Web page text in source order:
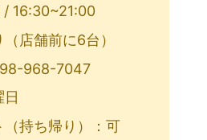
/ 16:30~21:00
店舗前に6台）
968-7047
（持ち帰り）：可